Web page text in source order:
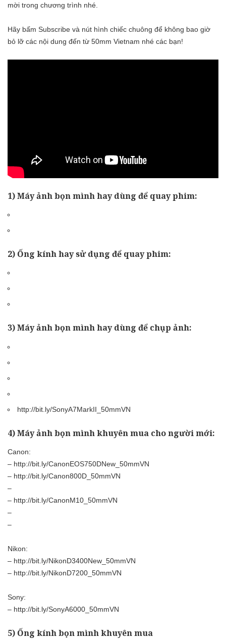
mời trong chương trình nhé.
Hãy bấm Subscribe và nút hình chiếc chuông để không bao giờ
bỏ lỡ các nội dung đến từ 50mm Vietnam nhé các bạn!
1) Máy ảnh bọn mình hay dùng để quay phim:
2) Ống kính hay sử dụng để quay phim:
3) Máy ảnh bọn mình hay dùng để chụp ảnh:
http://bit.ly/SonyA7MarkII_50mmVN
4) Máy ảnh bọn mình khuyên mua cho người mới:
Canon:
– http://bit.ly/CanonEOS750DNew_50mmVN
– http://bit.ly/Canon800D_50mmVN
–
– http://bit.ly/CanonM10_50mmVN
–
–
Nikon:
– http://bit.ly/NikonD3400New_50mmVN
– http://bit.ly/NikonD7200_50mmVN
Sony:
– http://bit.ly/SonyA6000_50mmVN
5) Ống kính bọn mình khuyên mua